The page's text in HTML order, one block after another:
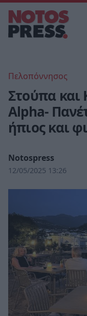
Πελοπόννησος
Στούπα και
Alpha-
ήπιος και
Notospress
12/05/2025 13:26